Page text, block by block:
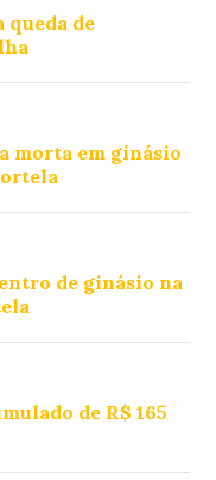
queda de
morta em ginásio
de ginásio na
de R$ 165